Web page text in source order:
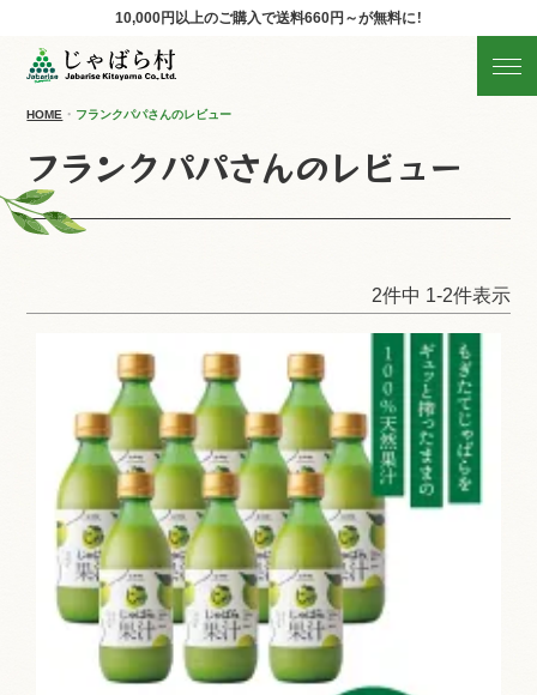
10,000円以上のご購入で送料660円～が無料に！
HOME フランクパパさんのレビュー
フランクパパさんのレビュー
2件中 1-2件表示
じゃばらの商品を探す
産地直送!旬の商品
商品の分類から探す
ギフト
すべての商品を見る